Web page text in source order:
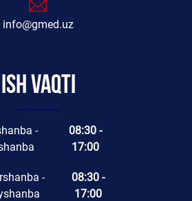
info@gmed.uz
Ish vaqti
-
08:30 -
17:00
-
08:30 -
17:00